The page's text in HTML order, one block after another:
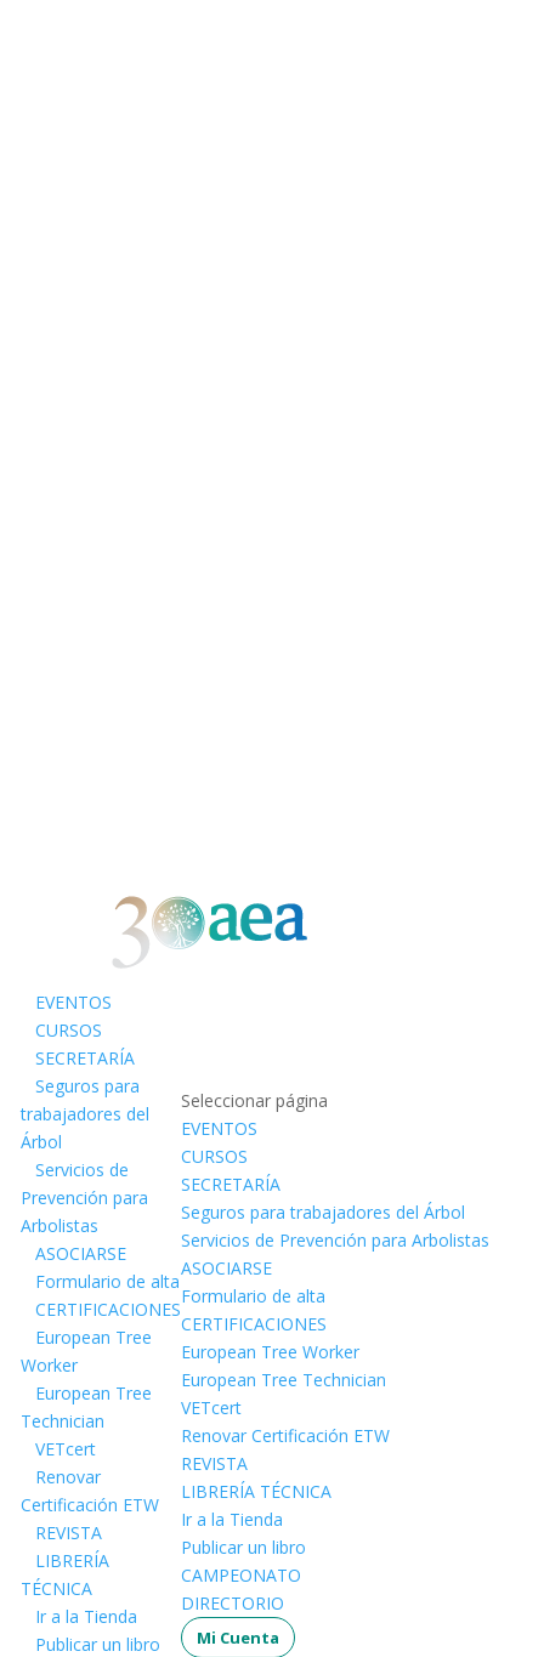
EVENTOS
CURSOS
SECRETARÍA
Seguros para
trabajadores del
Árbol
Servicios de
Prevención para
Arbolistas
ASOCIARSE
Formulario de alta
CERTIFICACIONES
European Tree
Worker
European Tree
Technician
VETcert
Renovar
Certificación ETW
REVISTA
LIBRERÍA
TÉCNICA
Ir a la Tienda
Publicar un libro
Seleccionar página
EVENTOS
CURSOS
SECRETARÍA
Seguros para trabajadores del Árbol
Servicios de Prevención para Arbolistas
ASOCIARSE
Formulario de alta
CERTIFICACIONES
European Tree Worker
European Tree Technician
VETcert
Renovar Certificación ETW
REVISTA
LIBRERÍA TÉCNICA
Ir a la Tienda
Publicar un libro
CAMPEONATO
DIRECTORIO
Mi Cuenta